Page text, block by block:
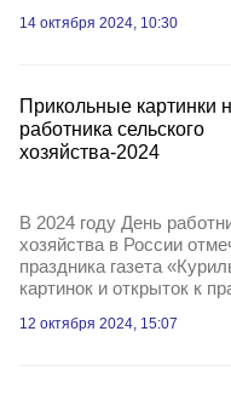
14 октября 2024, 10:30
Прикольные картинки
работника сельского
хозяйства-2024
В 2024 году День
хозяйства в России
праздника газета
картинок и открыток к
12 октября 2024, 15:07